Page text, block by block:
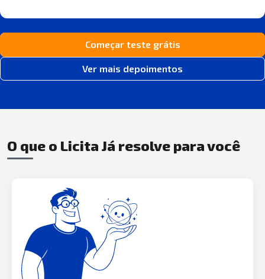
Começar teste grátis
Ver mais depoimentos
O que o Licita Já resolve para você